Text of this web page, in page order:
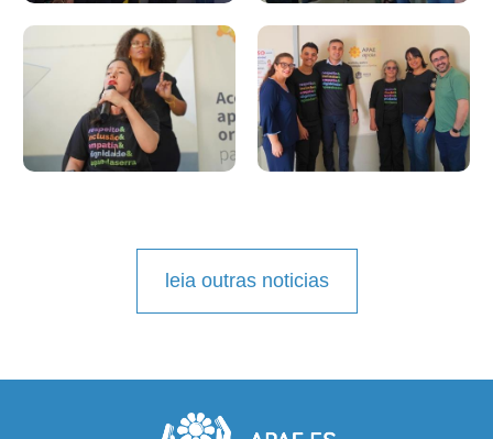
leia outras noticias